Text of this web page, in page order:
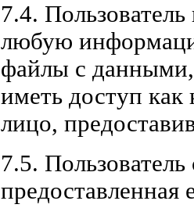
7.4. Пользователь
любую
файлы с данными,
иметь доступ как
лицо,
7.5.
предоставленная